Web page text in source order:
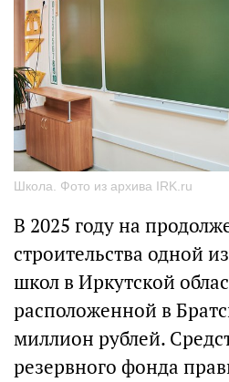
Школа. Фото из архива IRK.ru
В 2025 году на
строительства одной
школ в Иркутской
расположенной в
миллион рублей.
резервного фонда